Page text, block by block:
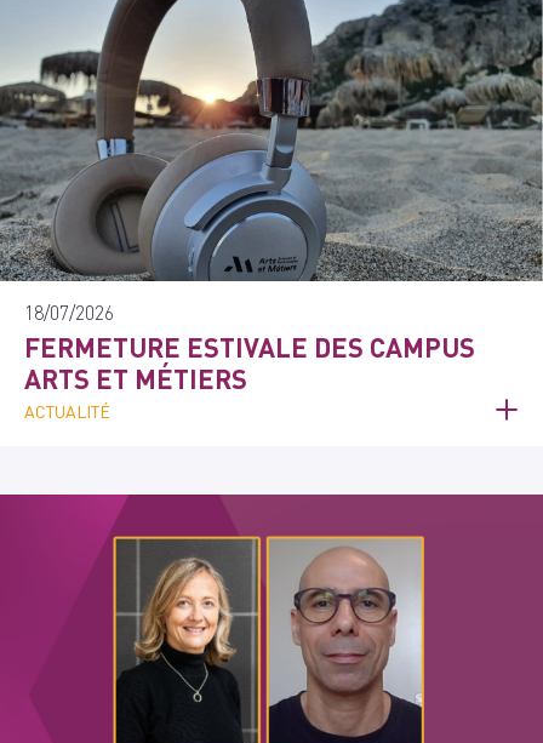
18/07/2026
FERMETURE ESTIVALE DES CAMPUS
ARTS ET MÉTIERS
ACTUALITÉ